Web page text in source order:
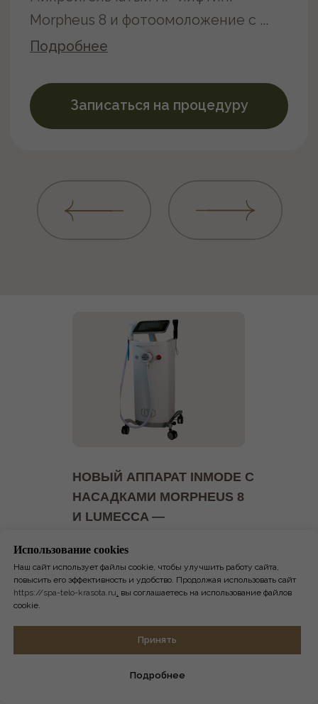
Использование сookies
Наш сайт использует файлы cookie, чтобы улучшить работу сайта,
повысить его эффективность и удобство. Продолжая использовать сайт
https://spa-telo-krasota.ru, вы соглашаетесь на использование файлов
cookie.
Принять
Подробнее
НОВЫЙ АППАРАТ INMODE С
НАСАДКАМИ MORPHEUS 8
И LUMECCA —
РЕШЕНИЕ ДЛЯ
ОМОЛОЖЕНИЯ КОЖИ.
микроигольчатый RF-лифтинг
передовая технология позволяет
запись